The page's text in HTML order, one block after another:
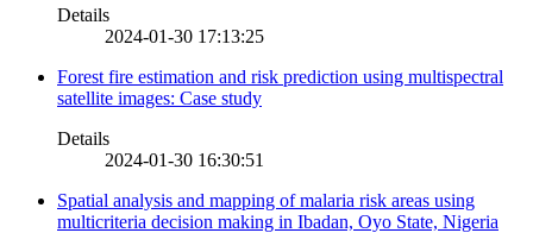
Details
2024-01-30 17:13:25
Forest fire estimation and risk prediction using multispectral
satellite images: Case study
Details
2024-01-30 16:30:51
Spatial analysis and mapping of malaria risk areas using
multicriteria decision making in Ibadan, Oyo State, Nigeria